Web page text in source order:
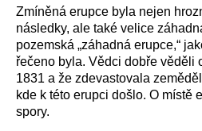
Zmíněná erupce byla nejen
následky, ale také velice
pozemská „záhadná erupce,“
řečeno byla. Vědci dobře věděli
1831 a že zdevastovala
kde k této erupci došlo. O místě
spory.